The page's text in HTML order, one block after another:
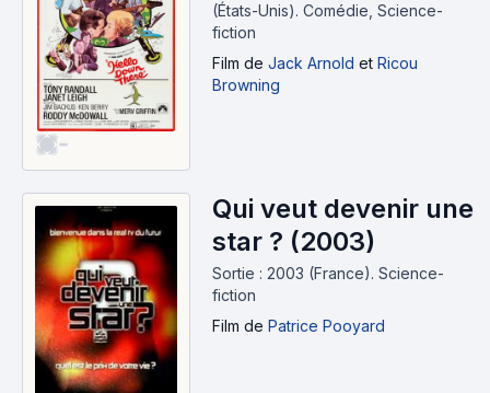
-
(États-Unis). Comédie, Science-
fiction
Film de Jack Arnold et Ricou
Browning
Qui veut devenir une
star ? (2003)
Sortie : 2003 (France). Science-
fiction
Film de Patrice Pooyard